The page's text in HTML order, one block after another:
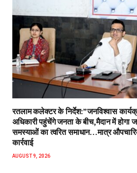
रतलाम कलेक्टर के निर्देश:”जनविश्वास
अधिकारी पहुंचेंगे जनता के बीच,मैदान में
समस्याओं का त्वरित समाधान…मात्र
कार्रवाई
AUGUST 9, 2026